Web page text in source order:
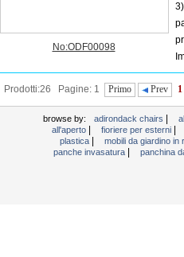
No:ODF00098
Imballaggio interno: schiuma spessa per
Xiamen, Cina ...
Prodotti:26 Pagine: 1 Primo Prev 1
browse by: adirondack chairs
all'aperto
fioriere per esterni
plastica
mobili da giardino in
panche invasatura
panchina